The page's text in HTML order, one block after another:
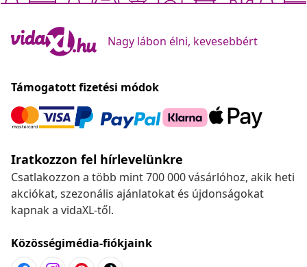
Nagy lábon élni, kevesebbért
Támogatott fizetési módok
Iratkozzon fel hírlevelünkre
Csatlakozzon a több mint 700 000 vásárlóhoz, akik heti
akciókat, szezonális ajánlatokat és újdonságokat
kapnak a vidaXL-től.
Közösségimédia-fiókjaink